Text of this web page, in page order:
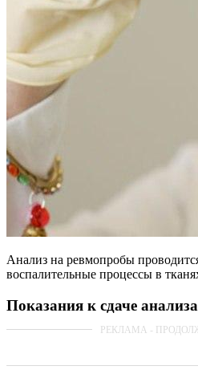
Анализ на ревмопробы
воспалительные процессы в
Показания к сдаче анализа